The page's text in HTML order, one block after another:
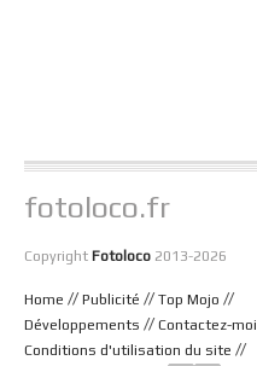
fotoloco.fr
Copyright Fotoloco 2013-2026
Home // Publicité // Top Mojo //
Développements // Contactez-moi
Conditions d'utilisation du site //